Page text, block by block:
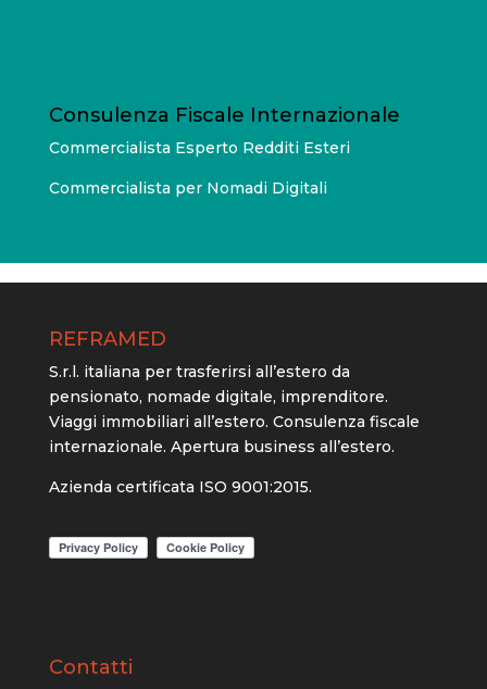
Consulenza Fiscale Internazionale
Commercialista Esperto Redditi Esteri
Commercialista per Nomadi Digitali
REFRAMED
S.r.l. italiana per trasferirsi all’estero da
pensionato, nomade digitale, imprenditore.
Viaggi immobiliari all’estero. Consulenza fiscale
internazionale. Apertura business all’estero.
Azienda certificata ISO 9001:2015.
Contatti